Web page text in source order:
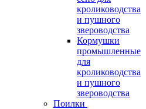
кролиководства
и пушного
звероводства
Кормушки
промышленные
для
кролиководства
и пушного
звероводства
Поилки